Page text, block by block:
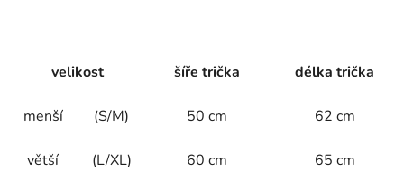
velikost šíře trička délka trička
menší (S/M) 50 cm 62 cm
větší (L/XL) 60 cm 65 cm